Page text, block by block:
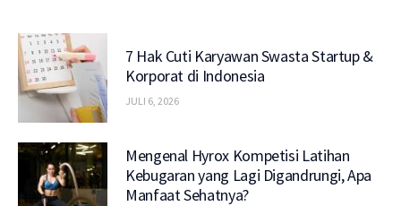
7 Hak Cuti Karyawan Swasta Startup &
Korporat di Indonesia
JULI 6, 2026
Mengenal Hyrox Kompetisi Latihan
Kebugaran yang Lagi Digandrungi, Apa
Manfaat Sehatnya?